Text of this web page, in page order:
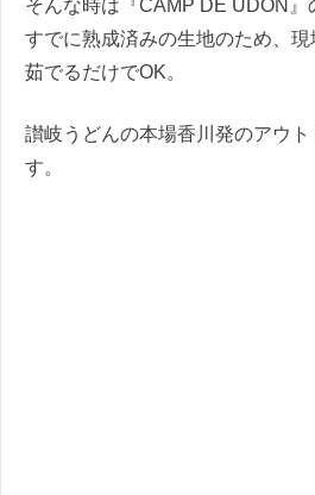
そんな時は『CAMP DE UDON』
すでに熟成済みの生地のため、
茹でるだけでOK。
讃岐うどんの本場香川発のアウト
す。